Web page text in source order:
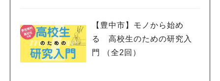
【豊中市】モノから始め
る 高校生のための研究入
門 （全2回）